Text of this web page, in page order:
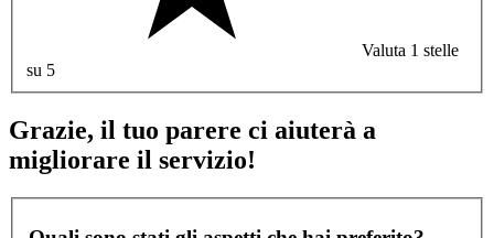
Valuta 1 stelle
su 5
Grazie, il tuo parere ci aiuterà a
migliorare il servizio!